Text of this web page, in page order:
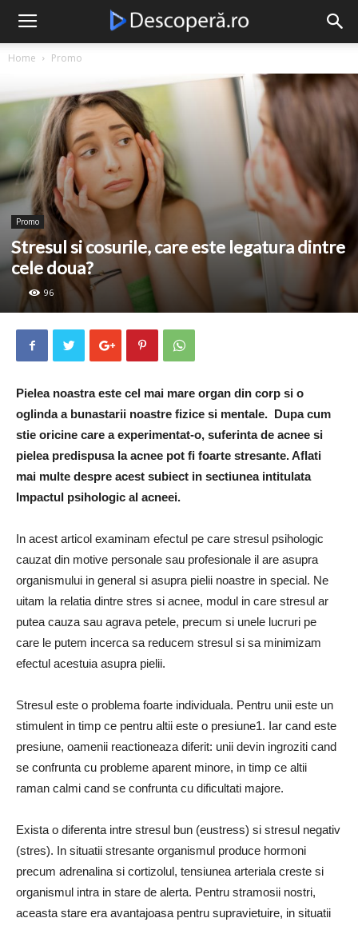
Descopera
Home Promo
Promo
Stresul si cosurile, care este legatura dintre
cele doua?
96
Pielea noastra este cel mai mare organ din corp si o
oglinda a bunastarii noastre fizice si mentale. Dupa cum
stie oricine care a experimentat-o, suferinta de acnee si
pielea predispusa la acnee pot fi foarte stresante. Aflati
mai multe despre acest subiect in sectiunea intitulata
Impactul psihologic al acneei.
In acest articol examinam efectul pe care stresul psihologic
cauzat din motive personale sau profesionale il are asupra
organismului in general si asupra pielii noastre in special. Ne
uitam la relatia dintre stres si acnee, modul in care stresul ar
putea cauza sau agrava petele, precum si unele lucruri pe
care le putem incerca sa reducem stresul si sa minimizam
efectul acestuia asupra pielii.
Stresul este o problema foarte individuala. Pentru unii este un
stimulent in timp ce pentru altii este o presiune1. Iar cand este
presiune, oamenii reactioneaza diferit: unii devin ingroziti cand
se confrunta cu probleme aparent minore, in timp ce altii
raman calmi cand se confrunta cu dificultati majore.
Exista o diferenta intre stresul bun (eustress) si stresul negativ
(stres). In situatii stresante organismul produce hormoni
precum adrenalina si cortizolul, tensiunea arteriala creste si
organismul intra in stare de alerta. Pentru stramosii nostri,
aceasta stare era avantajoasa pentru supravietuire, in situatii